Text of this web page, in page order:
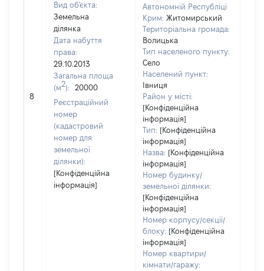
8
Вид об'єкта:
Земельна
ділянка
Дата набуття
права:
29.10.2013
Загальна площа
(м2):
20000
Реєстраційний
номер
(кадастровий
номер для
земельної
ділянки):
[Конфіденційна
інформація]
Автономній Республіці
Крим: Житомирський
Територіальна громада:
Волицька
Тип населеного пункту:
Село
Населений пункт:
Івниця
Район у місті:
[Конфіденційна
інформація]
Тип: [Конфіденційна
інформація]
Назва: [Конфіденційна
інформація]
Номер будинку/
земельної ділянки:
[Конфіденційна
інформація]
Номер корпусу/секції/
блоку: [Конфіденційна
інформація]
Номер квартири/
кімнати/гаражу: